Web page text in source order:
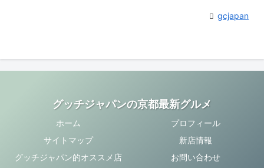
gcjapan
グッチジャパンの京都最新グルメ
ホーム
プロフィール
サイトマップ
新店情報
グッチジャパン的オススメ店
お問い合わせ